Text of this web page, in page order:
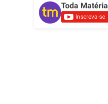
Toda Matéria
Inscreva-se